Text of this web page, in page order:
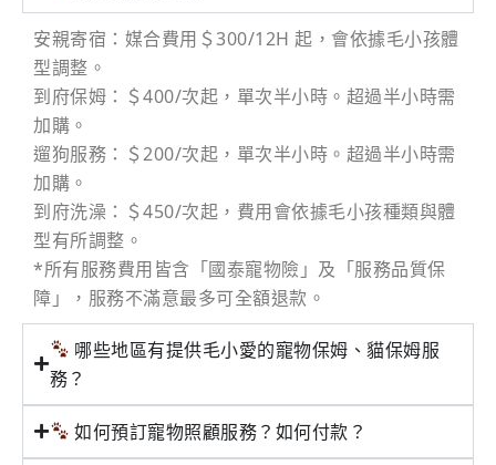
安親寄宿：媒合費用＄300/12H 起，會依據毛小孩體
型調整。
到府保姆：＄400/次起，單次半小時。超過半小時需
加購。
遛狗服務：＄200/次起，單次半小時。超過半小時需
加購。
到府洗澡：＄450/次起，費用會依據毛小孩種類與體
型有所調整。
*所有服務費用皆含「國泰寵物險」及「服務品質保
障」，服務不滿意最多可全額退款。
哪些地區有提供毛小愛的寵物保姆、貓保姆服
務？
如何預訂寵物照顧服務？如何付款？